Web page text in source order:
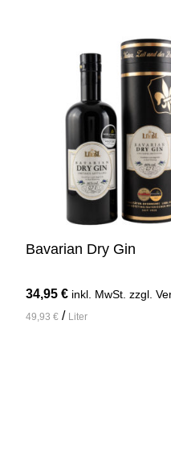
Bavarian Dry Gin
34,95€ inkl. MwSt. zzgl.
49,93€ / Liter